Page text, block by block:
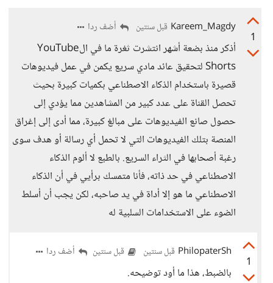
1
Kareem_Magdy قبل سنتين أضف ردا
أذكر منذ بضعة أشهر انتشرت ثغرة ما في الYouTube
Shorts لتحقيق عائد مادي سريع يكمن في عمل فيديوهات
قصيرة باستخدام الذكاء الاصطناعي بكميات كبيرة بحيث
تحصل القناة على عدد كبير من المشاهدين مما يؤدي إلى
حصول صانع الفيديوهات على مبالغ كبيرة، مما أدى إلى إغراق
المنصة بتلك الفيديوهات التي لا تحمل أي رسالة أو هدف سوى
رغبة أصحابها في الثراء السريع. بالطبع لا ألوم الذكاء
الاصطناعي في حد ذاته، فأنا متمسك برأيي في أن الذكاء
الاصطناعي ما هو إلا أداة في يد صاحبه، لكن يجب أن أسلط
الضوء على الاستخدامات السلبية له
1
PhilopaterSh قبل سنتين قبل سنتين أضف ردا
بالضبط، هذا ما أود توضيحه.